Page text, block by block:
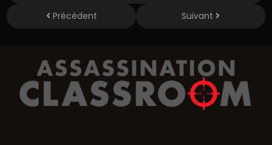
Précédent Suivant